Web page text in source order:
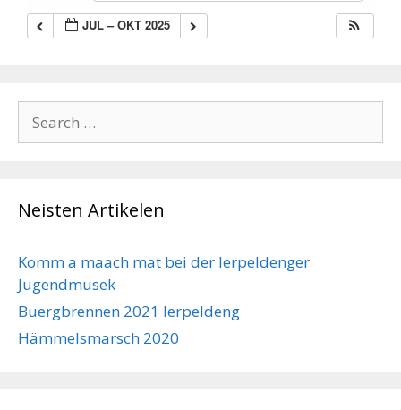
JUL – OKT 2025
for:
Neisten Artikelen
Komm a maach mat bei der Ierpeldenger
Jugendmusek
Buergbrennen 2021 Ierpeldeng
Hämmelsmarsch 2020